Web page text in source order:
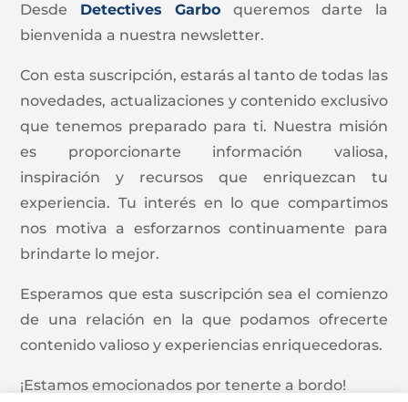
Desde Detectives Garbo queremos darte la
bienvenida a nuestra newsletter.
Con esta suscripción, estarás al tanto de todas las
novedades, actualizaciones y contenido exclusivo
que tenemos preparado para ti. Nuestra misión
es proporcionarte información valiosa,
inspiración y recursos que enriquezcan tu
experiencia. Tu interés en lo que compartimos
nos motiva a esforzarnos continuamente para
brindarte lo mejor.
Esperamos que esta suscripción sea el comienzo
de una relación en la que podamos ofrecerte
contenido valioso y experiencias enriquecedoras.
¡Estamos emocionados por tenerte a bordo!